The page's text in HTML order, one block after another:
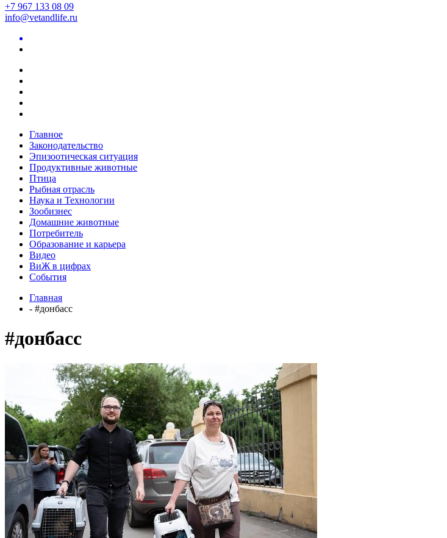
+7 967 133 08 09
info@vetandlife.ru
Главное
Законодательство
Эпизоотическая ситуация
Продуктивные животные
Птица
Рыбная отрасль
Наука и Технологии
Зообизнес
Домашние животные
Потребитель
Образование и карьера
Видео
ВиЖ в цифрах
События
Главная
- #донбасс
#донбасс